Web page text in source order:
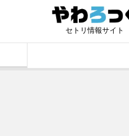
セトリ情報サイト